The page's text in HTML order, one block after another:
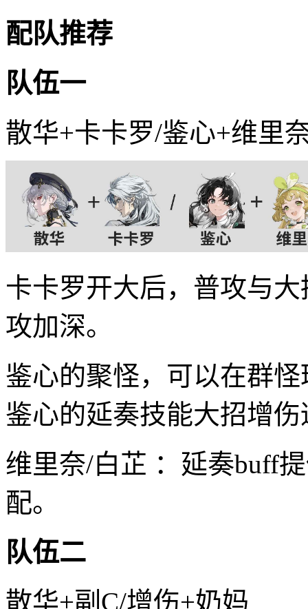
配队推荐
队伍一
散华+卡卡罗/鉴心+维里
卡卡罗开大后，普攻与
攻加深。
鉴心的聚怪，可以在群
鉴心的延奏技能大招增
维里奈/白芷 ：延奏buff
配。
队伍二
散华+副C/增伤+奶妈